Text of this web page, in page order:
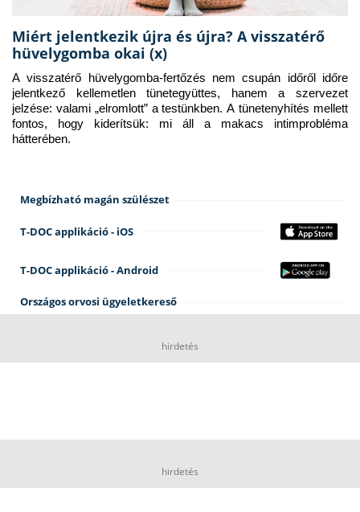
Miért jelentkezik újra és újra? A visszatérő
hüvelygomba okai (x)
A visszatérő hüvelygomba-fertőzés nem csupán időről időre
jelentkező kellemetlen tünetegyüttes, hanem a szervezet
jelzése: valami „elromlott” a testünkben. A tünetenyhítés mellett
fontos, hogy kiderítsük: mi áll a makacs intimprobléma
hátterében.
Megbízható magán szülészet
T-DOC applikáció - iOS
T-DOC applikáció - Android
Országos orvosi ügyeletkereső
hirdetés
hirdetés